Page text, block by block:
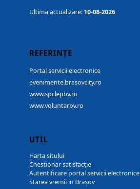
Ultima actualizare: 10-08-2026
REFERINȚE
Portal servicii electronice
evenimente.brasovcity.ro
www.spclepbv.ro
www.voluntarbv.ro
UTIL
Harta sitului
Chestionar satisfacție
Autentificare portal servicii electronice
Starea vremii in Brașov